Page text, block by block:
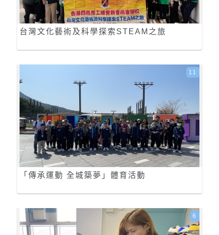
台灣文化藝術及科學探索STEAM之旅
「傳承運動 全城築夢」體育活動
11
6